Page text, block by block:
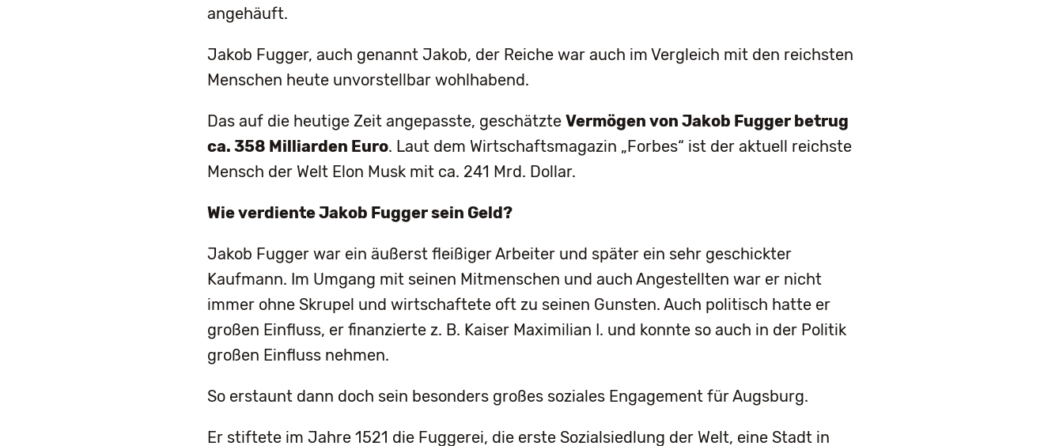
angehäuft.
Jakob Fugger, auch genannt Jakob, der Reiche war auch im Vergleich mit den reichsten
Menschen heute unvorstellbar wohlhabend.
Das auf die heutige Zeit angepasste, geschätzte Vermögen von Jakob Fugger betrug
ca. 358 Milliarden Euro. Laut dem Wirtschaftsmagazin „Forbes“ ist der aktuell reichste
Mensch der Welt Elon Musk mit ca. 241 Mrd. Dollar.
Wie verdiente Jakob Fugger sein Geld?
Jakob Fugger war ein äußerst fleißiger Arbeiter und später ein sehr geschickter
Kaufmann. Im Umgang mit seinen Mitmenschen und auch Angestellten war er nicht
immer ohne Skrupel und wirtschaftete oft zu seinen Gunsten. Auch politisch hatte er
großen Einfluss, er finanzierte z. B. Kaiser Maximilian I. und konnte so auch in der Politik
großen Einfluss nehmen.
So erstaunt dann doch sein besonders großes soziales Engagement für Augsburg.
Er stiftete im Jahre 1521 die Fuggerei, die erste Sozialsiedlung der Welt, eine Stadt in